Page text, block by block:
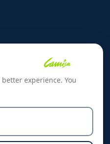
experience. You